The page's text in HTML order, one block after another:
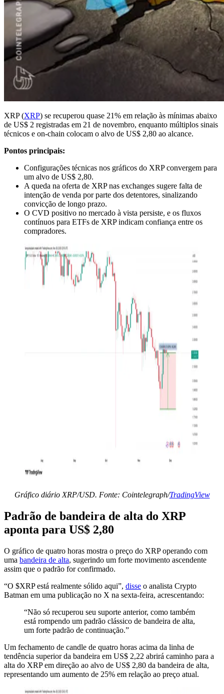
XRP (XRP) se recuperou quase 21% em relação às mínimas abaixo
de US$ 2 registradas em 21 de novembro, enquanto múltiplos sinais
técnicos e on-chain colocam o alvo de US$ 2,80 ao alcance.
Pontos principais:
Configurações técnicas nos gráficos do XRP convergem para
um alvo de US$ 2,80.
A queda na oferta de XRP nas exchanges sugere falta de
intenção de venda por parte dos detentores, sinalizando
convicção de longo prazo.
O CVD positivo no mercado à vista persiste, e os fluxos
contínuos para ETFs de XRP indicam confiança entre os
compradores.
Gráfico diário XRP/USD. Fonte: Cointelegraph/TradingView
Padrão de bandeira de alta do XRP
aponta para US$ 2,80
O gráfico de quatro horas mostra o preço do XRP operando com
uma bandeira de alta, sugerindo um forte movimento ascendente
assim que o padrão for confirmado.
“O $XRP está realmente sólido aqui”, disse o analista Crypto
Batman em uma publicação no X na sexta-feira, acrescentando:
“Não só recuperou seu suporte anterior, como também
está rompendo um padrão clássico de bandeira de alta,
um forte padrão de continuação.”
Um fechamento de candle de quatro horas acima da linha de
tendência superior da bandeira em US$ 2,22 abrirá caminho para a
alta do XRP em direção ao alvo de US$ 2,80 da bandeira de alta,
representando um aumento de 25% em relação ao preço atual.